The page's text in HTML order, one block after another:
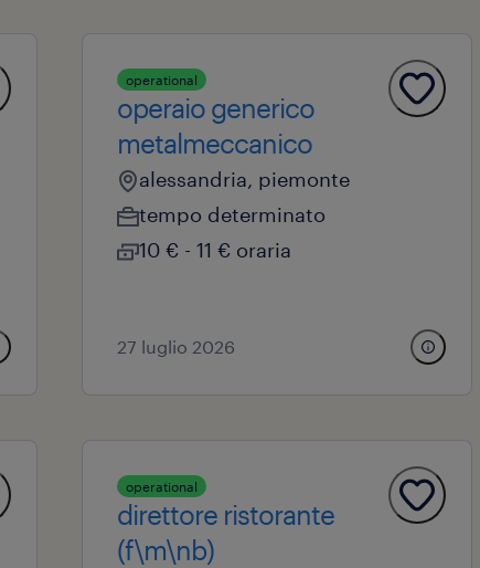
operational
operaio generico
metalmeccanico
alessandria, piemonte
tempo determinato
10 € - 11 € oraria
27 luglio 2026
operational
direttore ristorante
(f\m\nb)